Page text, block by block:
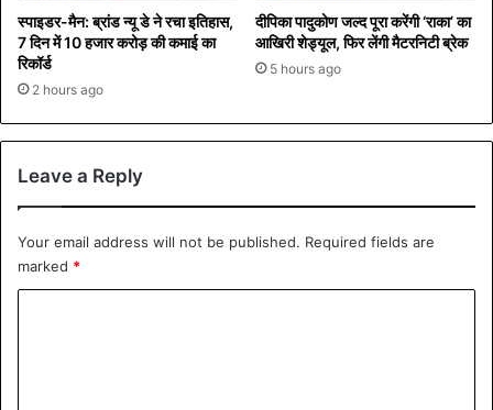
स्पाइडर-मैन: ब्रांड न्यू डे ने रचा इतिहास,
7 दिन में 10 हजार करोड़ की कमाई का
रिकॉर्ड
2 hours ago
दीपिका पादुकोण जल्द पूरा करेंगी ‘राका’ का
आखिरी शेड्यूल, फिर लेंगी मैटरनिटी ब्रेक
5 hours ago
Leave a Reply
Your email address will not be published. Required fields are
marked *